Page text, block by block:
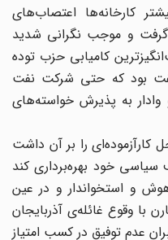
کارخانه‌ها اعتصاب‌‌های
و موجب نگرانی شدید
کامیابی حزب توده
بود که حتی شرکت نفت
به پذیرش خواسته‌های
را بر آن داشت
خود بهره‌برداری کند
و استخواندار و در عین
وقوع غائله‌ی آذربایجان
عدم توفیق در کسب امتیاز